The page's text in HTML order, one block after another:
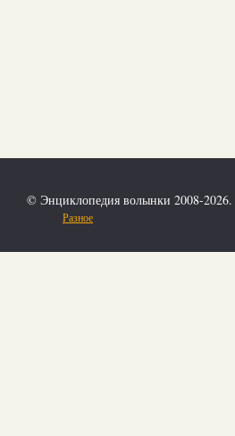
© Энциклопедия волынки 2008-
Разное